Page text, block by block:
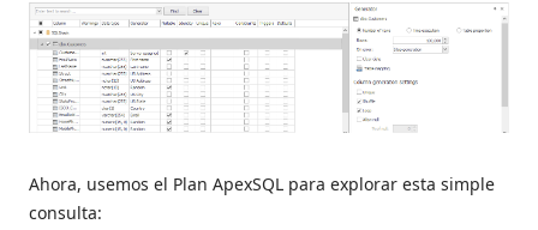
Ahora, usemos el Plan ApexSQL para explorar esta simple
consulta: